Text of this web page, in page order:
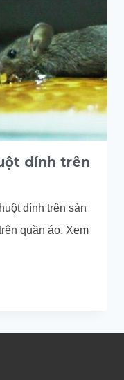
dính trên
dính trên sàn
quần áo. Xem